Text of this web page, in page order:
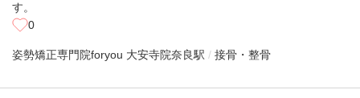
す。
0
姿勢矯正専門院foryou 大安寺院奈良駅 接骨・整骨